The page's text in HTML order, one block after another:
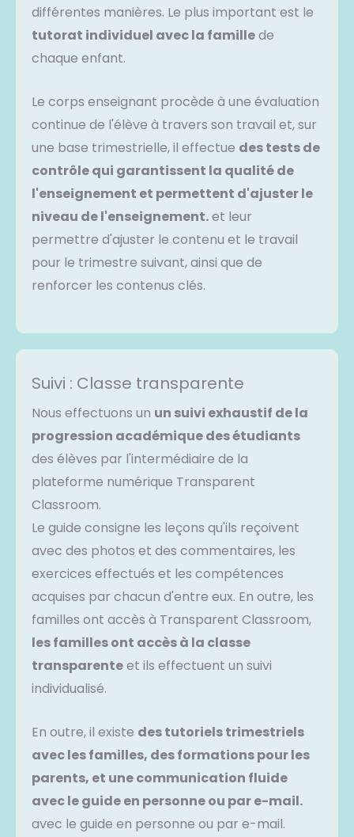
différentes manières. Le plus important est le
tutorat individuel avec la famillede
chaque enfant.
Le corps enseignant procède à une évaluation
continue de l'élève à travers son travail et, sur
une base trimestrielle, il effectue des tests de
contrôle qui garantissent la qualité de
l'enseignement et permettent d'ajuster le
niveau de l'enseignement.et leur
permettre d'ajuster le contenu et le travail
pour le trimestre suivant, ainsi que de
renforcer les contenus clés.
Suivi : Classe transparente
Nous effectuons un un suivi exhaustif de la
progression académique des étudiants
des élèves par l'intermédiaire de la
plateforme numérique Transparent
Classroom.
Le guide consigne les leçons qu'ils reçoivent
avec des photos et des commentaires, les
exercices effectués et les compétences
acquises par chacun d'entre eux. En outre, les
familles ont accès à Transparent Classroom,
les familles ont accès à la classe
transparenteet ils effectuent un suivi
individualisé.
En outre, il existe des tutoriels trimestriels
avec les familles, des formations pour les
parents, et une communication fluide
avec le guide en personne ou par e-mail.
avec le guide en personne ou par e-mail.